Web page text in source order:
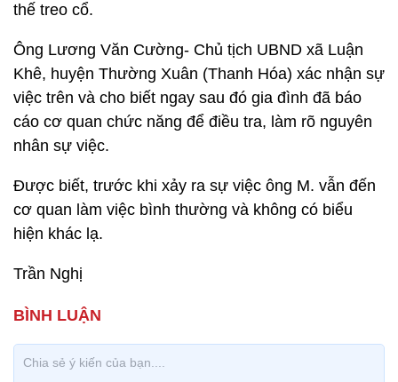
thế treo cổ.
Ông Lương Văn Cường- Chủ tịch UBND xã Luận
Khê, huyện Thường Xuân (Thanh Hóa) xác nhận sự
việc trên và cho biết ngay sau đó gia đình đã báo
cáo cơ quan chức năng để điều tra, làm rõ nguyên
nhân sự việc.
Được biết, trước khi xảy ra sự việc ông M. vẫn đến
cơ quan làm việc bình thường và không có biểu
hiện khác lạ.
Trần Nghị